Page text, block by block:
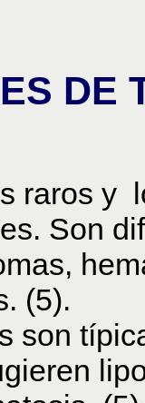
DE
raros y
Son
(5).
son